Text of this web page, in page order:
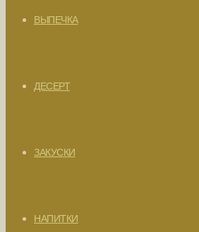
ВЫПЕЧКА
ДЕСЕРТ
ЗАКУСКИ
НАПИТКИ